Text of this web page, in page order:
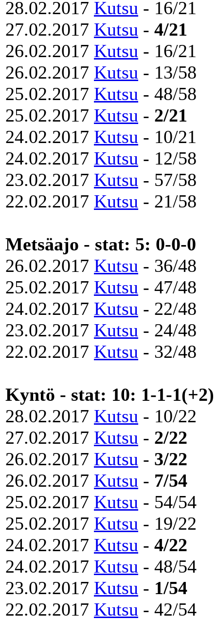
28.02.2017 Kutsu - 16/21
27.02.2017 Kutsu - 4/21
26.02.2017 Kutsu - 16/21
26.02.2017 Kutsu - 13/58
25.02.2017 Kutsu - 48/58
25.02.2017 Kutsu - 2/21
24.02.2017 Kutsu - 10/21
24.02.2017 Kutsu - 12/58
23.02.2017 Kutsu - 57/58
22.02.2017 Kutsu - 21/58
Metsäajo - stat: 5: 0-0-0
26.02.2017 Kutsu - 36/48
25.02.2017 Kutsu - 47/48
24.02.2017 Kutsu - 22/48
23.02.2017 Kutsu - 24/48
22.02.2017 Kutsu - 32/48
Kyntö - stat: 10: 1-1-1(+2)
28.02.2017 Kutsu - 10/22
27.02.2017 Kutsu - 2/22
26.02.2017 Kutsu - 3/22
26.02.2017 Kutsu - 7/54
25.02.2017 Kutsu - 54/54
25.02.2017 Kutsu - 19/22
24.02.2017 Kutsu - 4/22
24.02.2017 Kutsu - 48/54
23.02.2017 Kutsu - 1/54
22.02.2017 Kutsu - 42/54